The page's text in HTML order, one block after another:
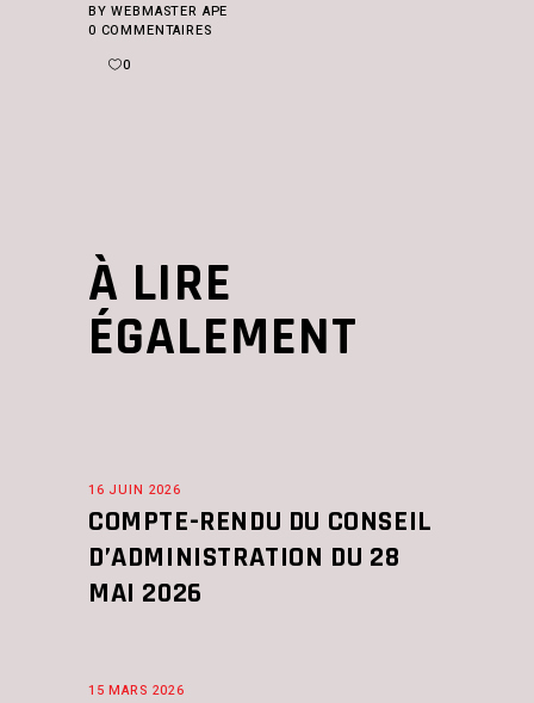
BYWEBMASTER APE
0 COMMENTAIRES
0
À LIRE
ÉGALEMENT
16 JUIN 2026
COMPTE-RENDU DU CONSEIL
D’ADMINISTRATION DU 28
MAI 2026
15 MARS 2026